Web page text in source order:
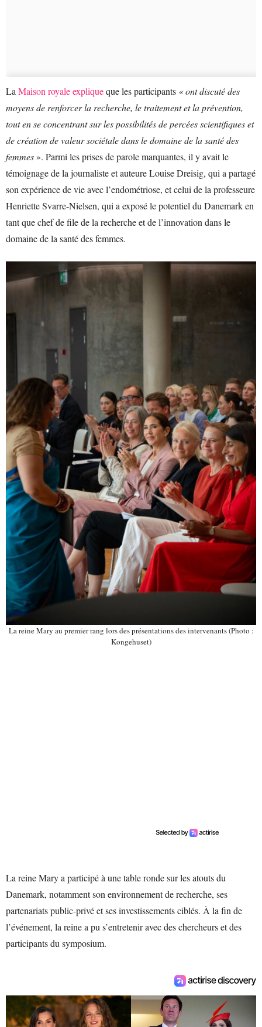
LaMaison royale expliqueque les participants « ont discuté des
moyens de renforcer la recherche, le traitement et la prévention,
tout en se concentrant sur les possibilités de percées scientifiques et
de création de valeur sociétale dans le domaine de la santé des
femmes». Parmi les prises de parole marquantes, il y avait le
témoignage de la journaliste et auteure Louise Dreisig, qui a partagé
son expérience de vie avec l’endométriose, et celui de la professeure
Henriette Svarre-Nielsen, qui a exposé le potentiel du Danemark en
tant que chef de file de la recherche et de l’innovation dans le
domaine de la santé des femmes.
La reine Mary au premier rang lors des présentations des intervenants (Photo :
Kongehuset)
La reine Mary a participé à une table ronde sur les atouts du
Danemark, notamment son environnement de recherche, ses
partenariats public-privé et ses investissements ciblés. À la fin de
l’événement, la reine a pu s’entretenir avec des chercheurs et des
participants du symposium.